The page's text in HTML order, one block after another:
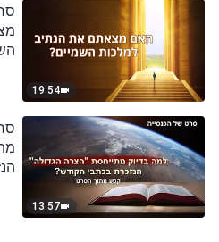
19:54
13:57